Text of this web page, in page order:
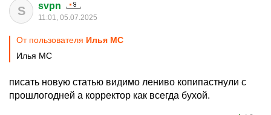
S svpn
11:01, 05.07.2025
От пользователя Илья MC
Илья MC
писать новую статью видимо лениво копипастнули с
прошлогодней а корректор как всегда бухой.